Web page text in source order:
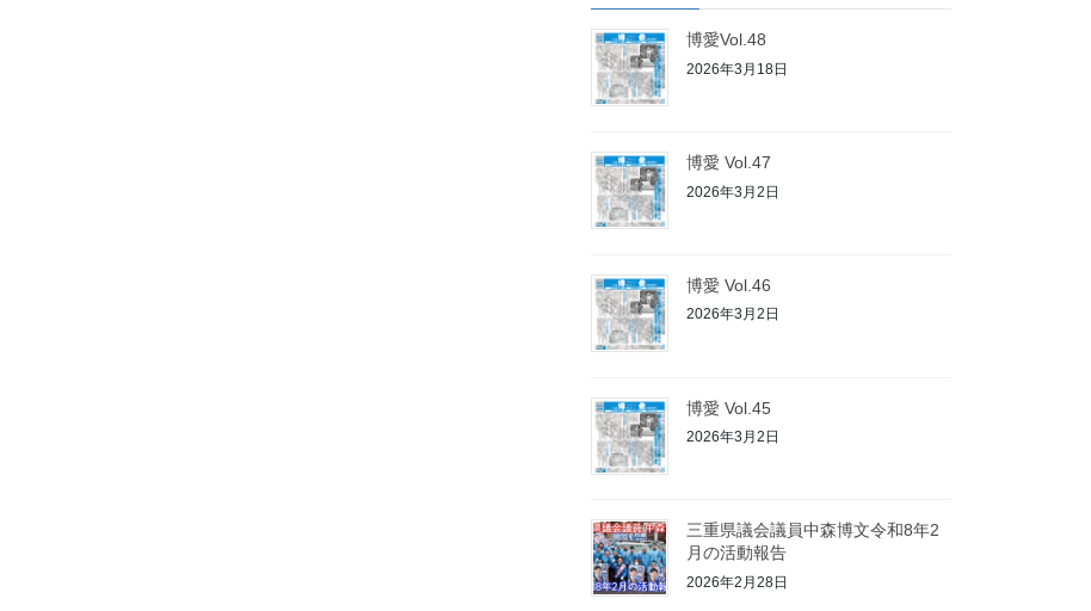
博愛Vol.48
2026年3月18日
博愛 Vol.47
2026年3月2日
博愛 Vol.46
2026年3月2日
博愛 Vol.45
2026年3月2日
三重県議会議員中森博文令和8年2
月の活動報告
2026年2月28日